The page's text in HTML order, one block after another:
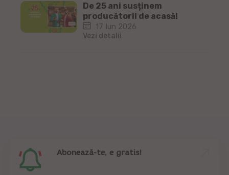
De 25 ani susținem
producătorii de acasă!
17 Iun 2026
Vezi detalii
Abonează-te, e gratis!